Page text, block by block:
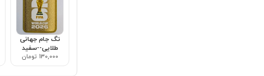
تگ جام جهانی
طلایی--سفید
130,000 تومان